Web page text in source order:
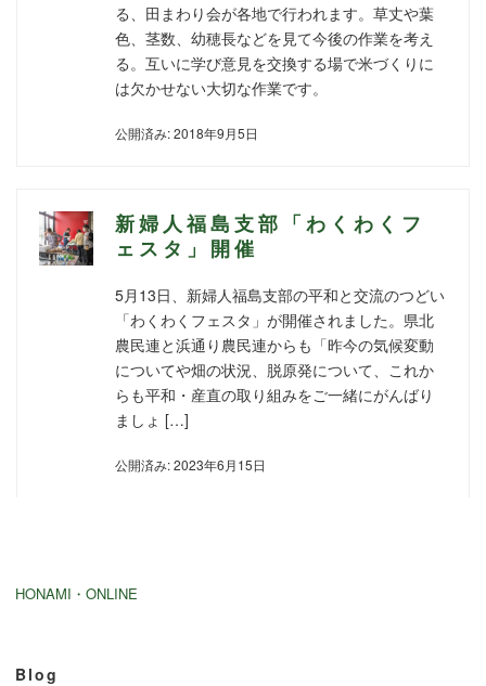
る、田まわり会が各地で行われます。草丈や葉
色、茎数、幼穂長などを見て今後の作業を考え
る。互いに学び意見を交換する場で米づくりに
は欠かせない大切な作業です。
公開済み: 2018年9月5日
新婦人福島支部「わくわくフ
ェスタ」開催
5月13日、新婦人福島支部の平和と交流のつどい
「わくわくフェスタ」が開催されました。県北
農民連と浜通り農民連からも「昨今の気候変動
についてや畑の状況、脱原発について、これか
らも平和・産直の取り組みをご一緒にがんばり
ましょ […]
公開済み: 2023年6月15日
HONAMI・ONLINE
Blog